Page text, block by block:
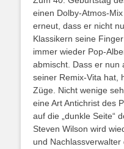
einen Dolby-Atmos-
erneut, dass er nicht
Klassikern seine
immer wieder Pop-
abmischt. Dass er nun
seiner Remix-Vita hat,
Züge. Nicht wenige
eine Art Antichrist des
auf die „dunkle Seite“
Steven Wilson wird
und